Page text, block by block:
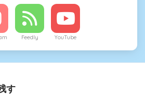
Feedly YouTube
す